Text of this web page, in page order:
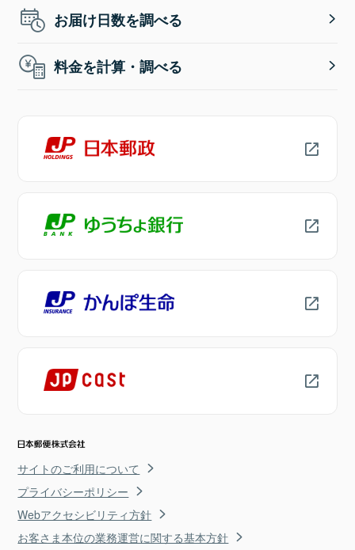
お届け日数を調べる
料金を計算・調べる
サイトのご利用について
プライバシーポリシー
Webアクセシビリティ方針
お客さま本位の業務運営に関する基本方針